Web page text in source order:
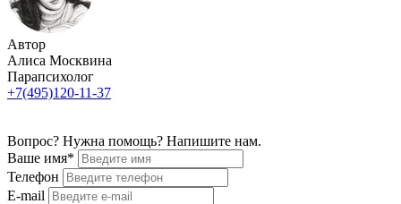
Автор
Алиса Москвина
Парапсихолог
+7(495)120-11-37
Вопрос? Нужна помощь? Напишите нам.
Ваше имя*
Телефон
E-mail